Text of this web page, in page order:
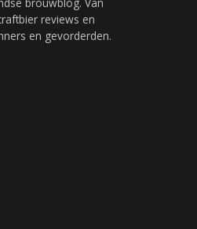
reviews en
en gevorderden.